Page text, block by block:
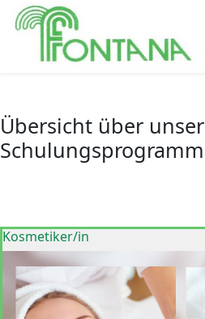
Übersicht über unser
Schulungsprogramm
Kosmetiker/in